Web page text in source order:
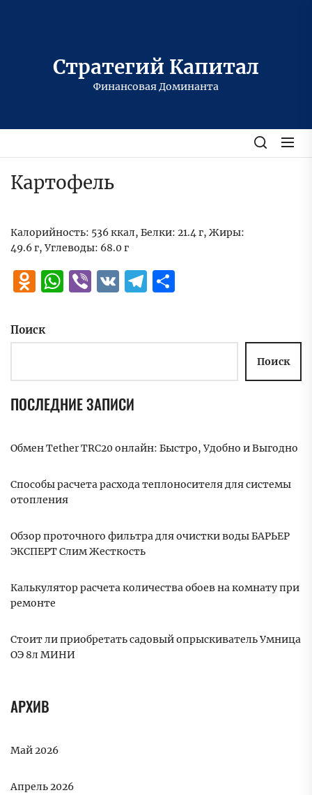
Стратегий Капитал
Финансовая Доминанта
Картофель
Калорийность: 536 ккал, Белки: 21.4 г, Жиры:
49.6 г, Углеводы: 68.0 г
Odnoklassniki
WhatsApp
Viber
VK Telegram
Поиск
Поиск
ПОСЛЕДНИЕ ЗАПИСИ
Обмен Tether TRC20 онлайн: Быстро, Удобно и Выгодно
Способы расчета расхода теплоносителя для системы
отопления
Обзор проточного фильтра для очистки воды БАРЬЕР
ЭКСПЕРТ Слим Жесткость
Калькулятор расчета количества обоев на комнату при
ремонте
Стоит ли приобретать садовый опрыскиватель Умница
ОЭ 8л МИНИ
АРХИВ
Май 2026
Апрель 2026